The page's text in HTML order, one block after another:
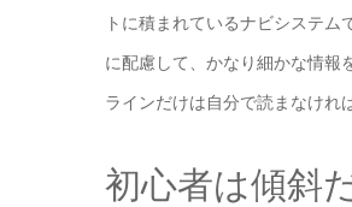
トに積まれているナビシステ
に配慮して、かなり細かな情報
ラインだけは自分で読まなけれ
初心者は傾斜